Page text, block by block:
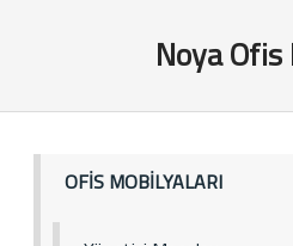
Noya Ofis
OFİS MOBİLYALARI